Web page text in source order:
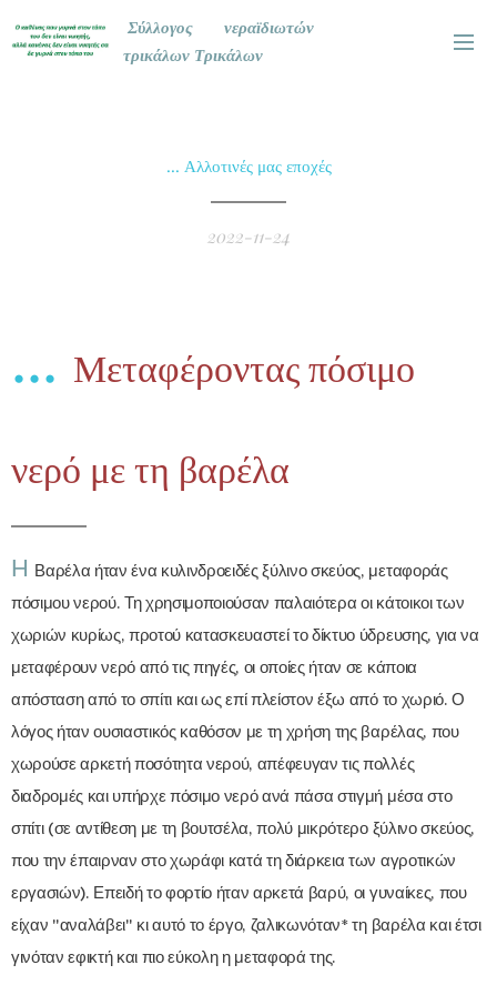
Σύλλογος νεραϊδιωτών
τρικάλων Τρικάλων
... Αλλοτινές μας εποχές
2022-11-24
... Μεταφέροντας πόσιμο
νερό με τη βαρέλα
Η Βαρέλα ήταν ένα κυλινδροειδές ξύλινο σκεύος, μεταφοράς
πόσιμου νερού. Τη χρησιμοποιούσαν παλαιότερα οι κάτοικοι των
χωριών κυρίως, προτού κατασκευαστεί το δίκτυο ύδρευσης, για να
μεταφέρουν νερό από τις πηγές, οι οποίες ήταν σε κάποια
απόσταση από το σπίτι και ως επί πλείστον έξω από το χωριό. Ο
λόγος ήταν ουσιαστικός καθόσον με τη χρήση της βαρέλας, που
χωρούσε αρκετή ποσότητα νερού, απέφευγαν τις πολλές
διαδρομές και υπήρχε πόσιμο νερό ανά πάσα στιγμή μέσα στο
σπίτι (σε αντίθεση με τη βουτσέλα, πολύ μικρότερο ξύλινο σκεύος,
που την έπαιρναν στο χωράφι κατά τη διάρκεια των αγροτικών
εργασιών). Επειδή το φορτίο ήταν αρκετά βαρύ, οι γυναίκες, που
είχαν "αναλάβει" κι αυτό το έργο, ζαλικωνόταν* τη βαρέλα και έτσι
γινόταν εφικτή και πιο εύκολη η μεταφορά της.